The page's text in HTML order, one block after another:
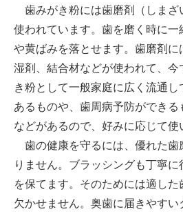
歯みがき粉には歯磨剤（しまざ
使われています。歯を磨く時に
や黄ばみを落とせます。歯磨剤
湿剤、結合材などが使われて、
き粉として一般家庭に広く流通
あるものや、歯周病予防ができ
などがあるので、好みに応じて使
歯の健康を守るには、優れた歯
りません。ブラッシングも丁寧
を保てます。そのためには適し
欠かせません。奥歯に届きやす